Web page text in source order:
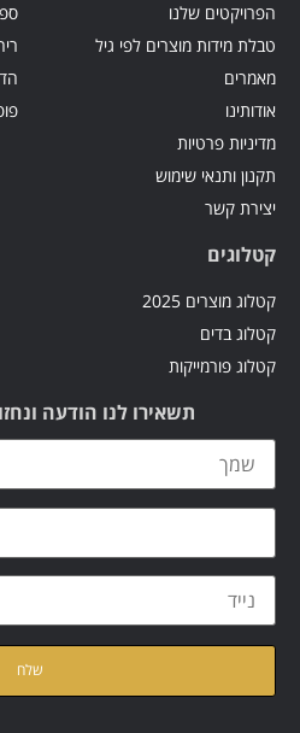
הפרויקטים שלנו
טבלת מידות מוצרים לפי גיל
מאמרים
אודותינו
מדיניות פרטיות
תקנון ותנאי שימוש
יצירת קשר
קטלוגים
קטלוג מוצרים 2025
קטלוג בדים
קטלוג פורמייקות
תשאירו לנו הודעה
מדיניות